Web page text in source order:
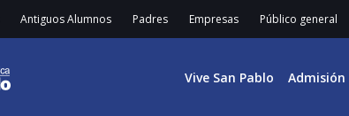
Antiguos Alumnos Padres Empresas Público general
Vive San Pablo Admisión